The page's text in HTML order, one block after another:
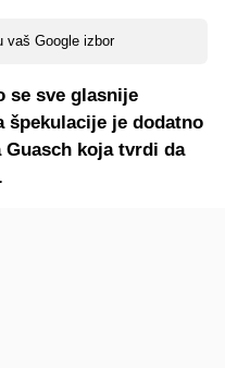
vaš Google izbor
se sve glasnije
špekulacije je dodatno
koja tvrdi da